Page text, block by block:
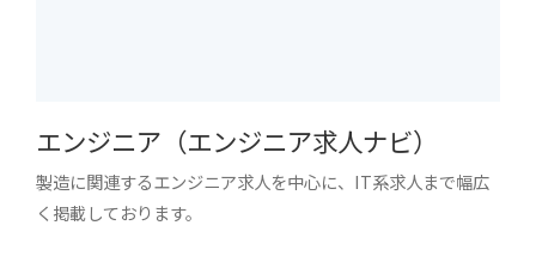
エンジニア（エンジニア求人ナビ）
製造に関連するエンジニア求人を中心に、IT系求人まで幅広
く掲載しております。